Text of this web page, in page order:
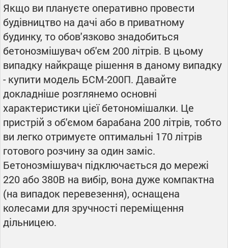
Якщо ви плануєте оперативно провести
будівництво на дачі або в приватному
будинку, то обов'язково знадобиться
бетонозмішувач об'єм 200 літрів. В цьому
випадку найкраще рішення в даному випадку
- купити модель БСМ-200П. Давайте
докладніше розглянемо основні
характеристики цієї бетономішалки. Це
пристрій з об'ємом барабана 200 літрів, тобто
ви легко отримуєте оптимальні 170 літрів
готового розчину за один заміс.
Бетонозмішувач підключається до мережі
220 або 380В на вибір, вона дуже компактна
(на випадок перевезення), оснащена
колесами для зручності переміщення
дільницею.